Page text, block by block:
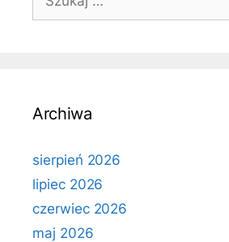
Archiwa
sierpień 2026
lipiec 2026
czerwiec 2026
maj 2026